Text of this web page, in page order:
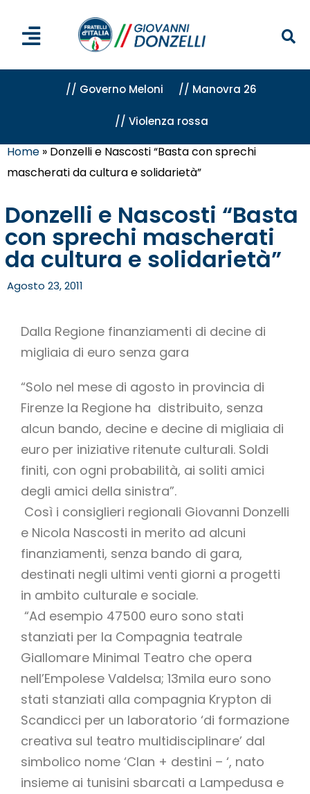
// Governo Meloni // Manovra 26
// Violenza rossa
Home » Donzelli e Nascosti “Basta con sprechi
mascherati da cultura e solidarietà”
Donzelli e Nascosti “Basta
con sprechi mascherati
da cultura e solidarietà”
Agosto 23, 2011
Dalla Regione finanziamenti di decine di
migliaia di euro senza gara
“Solo nel mese di agosto in provincia di
Firenze la Regione ha distribuito, senza
alcun bando, decine e decine di migliaia di
euro per iniziative ritenute culturali. Soldi
finiti, con ogni probabilità, ai soliti amici
degli amici della sinistra”.
Così i consiglieri regionali Giovanni Donzelli
e Nicola Nascosti in merito ad alcuni
finanziamenti, senza bando di gara,
destinati negli ultimi venti giorni a progetti
in ambito culturale e sociale.
“Ad esempio 47500 euro sono stati
stanziati per la Compagnia teatrale
Giallomare Minimal Teatro che opera
nell’Empolese Valdelsa; 13mila euro sono
stati stanziati alla compagnia Krypton di
Scandicci per un laboratorio ‘di formazione
creativa sul teatro multidisciplinare’ dal
simbolico nome ‘Clan + destini – ‘, nato
insieme ai tunisini sbarcati a Lampedusa e